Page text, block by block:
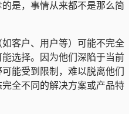
是，事情从来都不是那么简
客户、用户等）可能不完全
选择。因为他们深陷于当前
能受到限制，难以脱离他们
全不同的解决方案或产品特